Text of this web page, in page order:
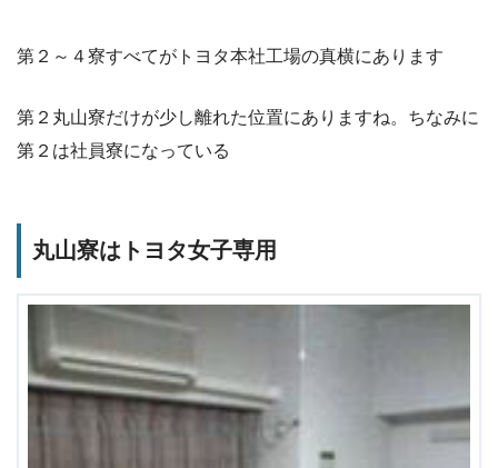
第２～４寮すべてがトヨタ本社工場の真横にあります
第２丸山寮だけが少し離れた位置にありますね。ちなみに
第２は社員寮になっている
丸山寮はトヨタ女子専用